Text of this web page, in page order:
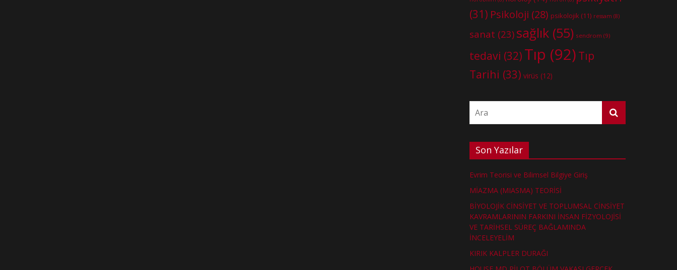
(31) Psikoloji (28) psikolojik (11) ressam (8)
sanat (23) sağlık (55) sendrom (9)
tedavi (32) Tıp (92) Tıp
Tarihi (33) virüs (12)
Son Yazılar
Evrim Teorisi ve Bilimsel Bilgiye Giriş
MİAZMA (MIASMA) TEORİSİ
BİYOLOJİK CİNSİYET VE TOPLUMSAL CİNSİYET
KAVRAMLARININ FARKINI İNSAN FİZYOLOJİSİ
VE TARİHSEL SÜREÇ BAĞLAMINDA
İNCELEYELİM
KIRIK KALPLER DURAĞI